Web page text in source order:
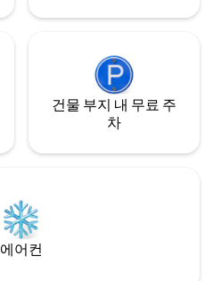
건물 부지 내 무료 주
차
에어컨